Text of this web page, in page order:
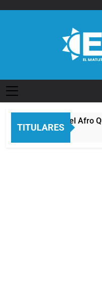
TITULARES
La noche del Afro
12 Horas Atrás